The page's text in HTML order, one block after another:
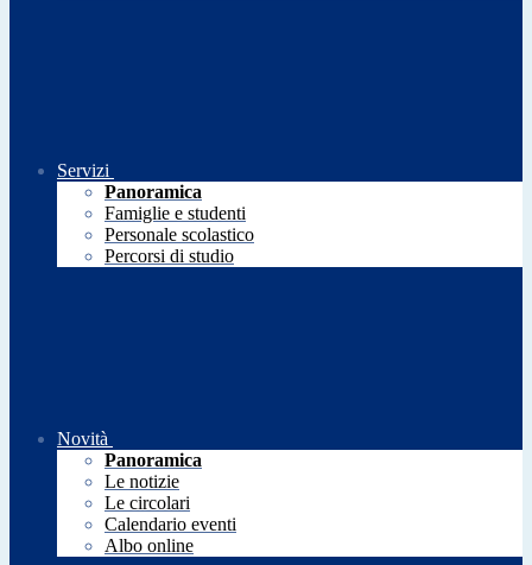
Servizi
Panoramica
Famiglie e studenti
Personale scolastico
Percorsi di studio
Novità
Panoramica
Le notizie
Le circolari
Calendario eventi
Albo online